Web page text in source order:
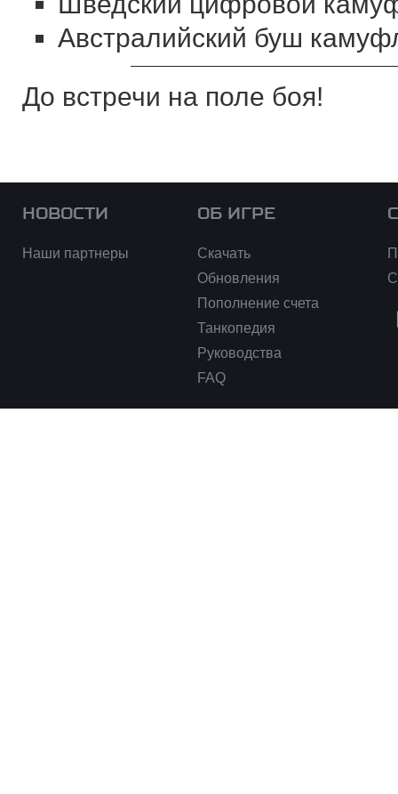
Австралийский буш
До встречи на поле боя!
НОВОСТИ
Наши партнеры
ОБ ИГРЕ
Скачать
Обновления
Пополнение счета
Танкопедия
Руководства
FAQ